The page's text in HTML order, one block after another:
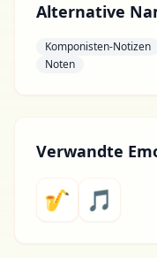
Alternative
Komponisten-Notizen
Noten
Verwandte
🎷 🎵